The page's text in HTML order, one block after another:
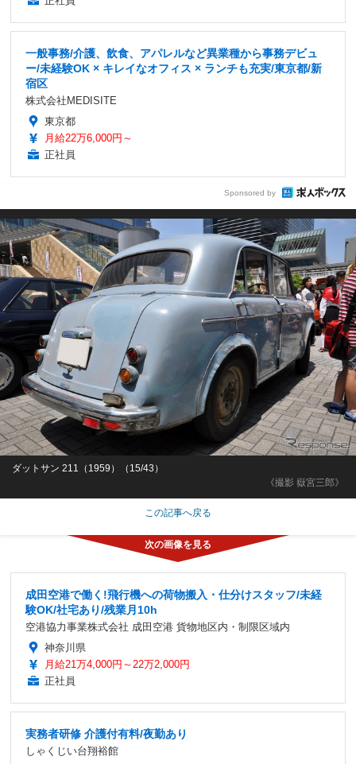
一般事務/介護、飲食、アパレルなど異業種から事務デビュ
ー/未経験OK × キレイなオフィス × ランチも充実/東京都/新
宿区
株式会社MEDISITE
東京都
月給22万6,000円～
正社員
Sponsored by
《撮影 嶽宮三郎》
ダットサン 211（1959）（15/43）
この記事へ戻る
成田空港で働く!飛行機への荷物搬入・仕分けスタッフ/未経
験OK/社宅あり/残業月10h
空港協力事業株式会社 成田空港 貨物地区内・制限区域内
神奈川県
月給21万4,000円～22万2,000円
正社員
実務者研修 介護付有料/夜勤あり
しゃくじい台翔裕館